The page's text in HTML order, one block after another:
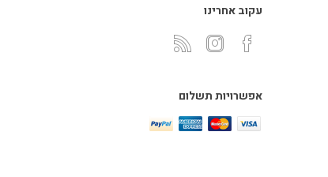
עקוב אחרינו
אפשרויות תשלום